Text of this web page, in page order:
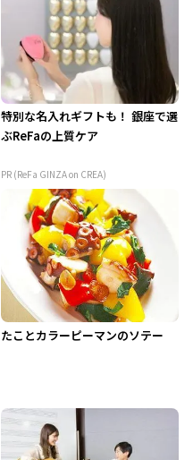
特別な名入れギフトも！ 銀座で選
ぶReFaの上質ケア
PR (ReFa GINZA on CREA)
たことカラーピーマンのソテー